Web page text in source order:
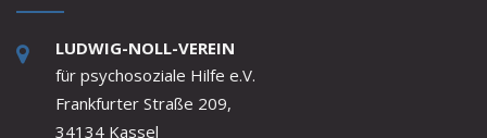
LUDWIG-NOLL-VEREIN
für psychosoziale Hilfe e.V.
Frankfurter Straße 209,
34134 Kassel